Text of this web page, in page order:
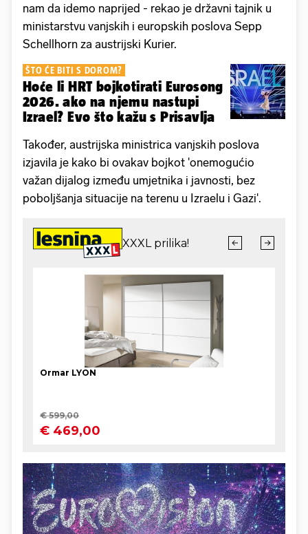
nam da idemo naprijed - rekao je državni tajnik u
ministarstvu vanjskih i europskih poslova Sepp
Schellhorn za austrijski Kurier.
ŠTO ĆE BITI S DOROM?
Hoće li HRT bojkotirati Eurosong
2026. ako na njemu nastupi
Izrael? Evo što kažu s Prisavlja
Također, austrijska ministrica vanjskih poslova
izjavila je kako bi ovakav bojkot 'onemogućio
važan dijalog između umjetnika i javnosti, bez
poboljšanja situacije na terenu u Izraelu i Gazi'.